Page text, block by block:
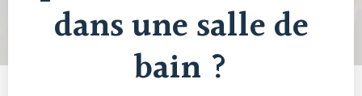
dans une salle de
bain ?